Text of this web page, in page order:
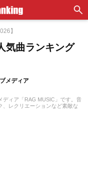
】
気曲ランキング
メディア
ィア「RAG MUSIC」です。音
、レクリエーションなど素敵な